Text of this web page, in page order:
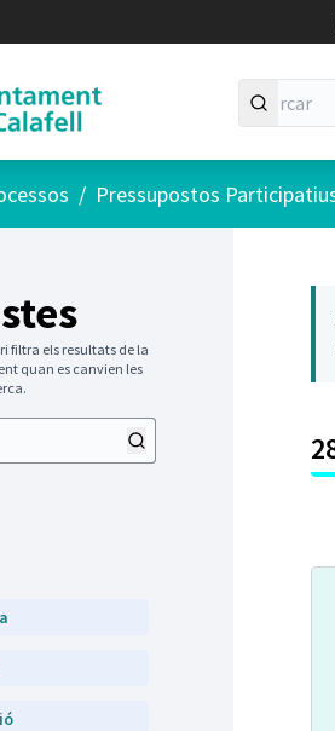
/ Pressupostos
filtra els resultats de la
quan es canvien les